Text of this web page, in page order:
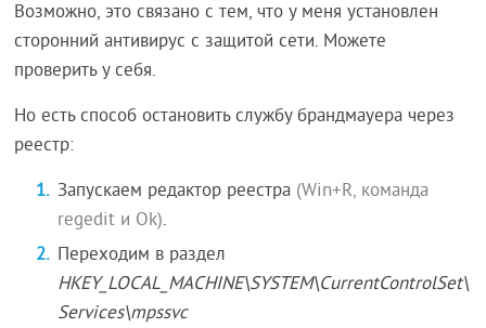
Возможно, это связано с тем, что у меня установлен
сторонний антивирус с защитой сети. Можете
проверить у себя.
Но есть способ остановить службу брандмауера через
реестр:
Запускаем редактор реестра (Win+R, команда
regedit и Ok).
Переходим в раздел
HKEY_LOCAL_MACHINE\SYSTEM\CurrentControlSet\
Services\mpssvc